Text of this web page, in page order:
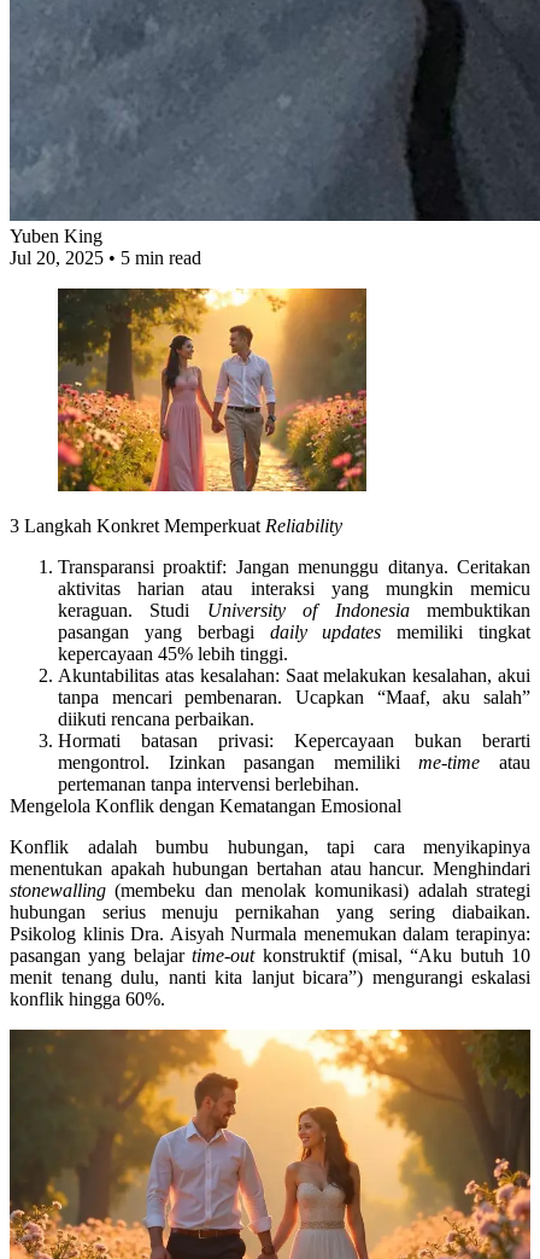
Yuben King
Jul 20, 2025 • 5 min read
3 Langkah Konkret MemperkuatReliability
Transparansi proaktif: Jangan menunggu ditanya. Ceritakan
aktivitas harian atau interaksi yang mungkin memicu
keraguan. Studi University of Indonesiamembuktikan
pasangan yang berbagi daily updates memiliki tingkat
kepercayaan 45% lebih tinggi.
Akuntabilitas atas kesalahan: Saat melakukan kesalahan, akui
tanpa mencari pembenaran. Ucapkan “Maaf, aku salah”
diikuti rencana perbaikan.
Hormati batasan privasi: Kepercayaan bukan berarti
mengontrol. Izinkan pasangan memilikime-time atau
pertemanan tanpa intervensi berlebihan.
Mengelola Konflik dengan Kematangan Emosional
Konflik adalah bumbu hubungan, tapi cara menyikapinya
menentukan apakah hubungan bertahan atau hancur. Menghindari
stonewalling (membeku dan menolak komunikasi) adalah strategi
hubungan serius menuju pernikahan yang sering diabaikan.
Psikolog klinis Dra. Aisyah Nurmala menemukan dalam terapinya:
pasangan yang belajartime-outkonstruktif (misal, “Aku butuh 10
menit tenang dulu, nanti kita lanjut bicara”) mengurangi eskalasi
konflik hingga 60%.